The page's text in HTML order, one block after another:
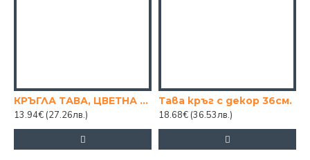
КРЪГЛА ТАВА, ЦВЕТНА ПЛИТКА, Ф32, H5
13.94€ (27.26лв.)
Тава кръг с декор 36см.
18.68€ (36.53лв.)